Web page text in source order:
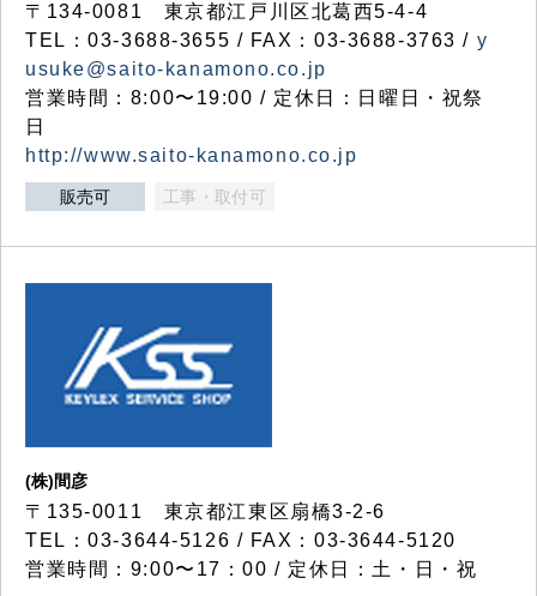
〒134-0081 東京都江戸川区北葛西5-4-4
TEL：03-3688-3655 / FAX：03-3688-3763 / y
usuke@saito-kanamono.co.jp
営業時間：8:00〜19:00 / 定休日：日曜日・祝祭
日
http://www.saito-kanamono.co.jp
販売可 工事・取付可
(株)間彦
〒135-0011 東京都江東区扇橋3-2-6
TEL：03-3644-5126 / FAX：03-3644-5120
営業時間：9:00〜17：00 / 定休日：土・日・祝